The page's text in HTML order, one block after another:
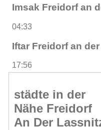
Imsak Freidorf an
04:33
Iftar Freidorf an
17:56
städte in der
Nähe Freidorf
An Der